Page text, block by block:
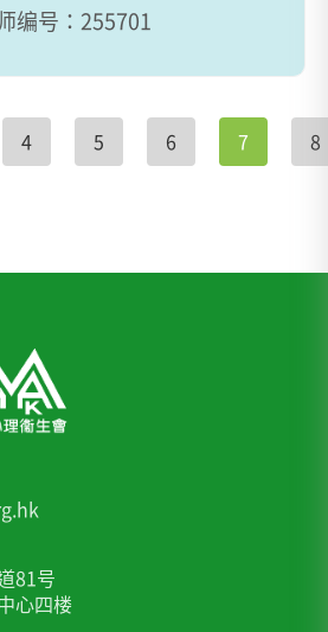
编号：255701
4 5 6 7 8
81号
心四楼